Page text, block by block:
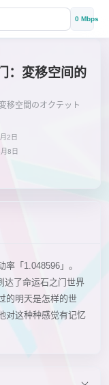
0 Mbps
：変移空间的
移空間のオクテット
2日
8日
「1.048596」。
达了命运石之门世界
的明天是怎样的世
对这种种感觉有记忆